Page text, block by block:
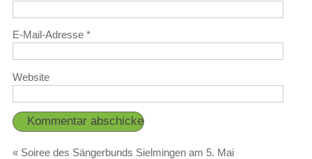
E-Mail-Adresse *
Website
« Soiree des Sängerbunds Sielmingen am 5. Mai